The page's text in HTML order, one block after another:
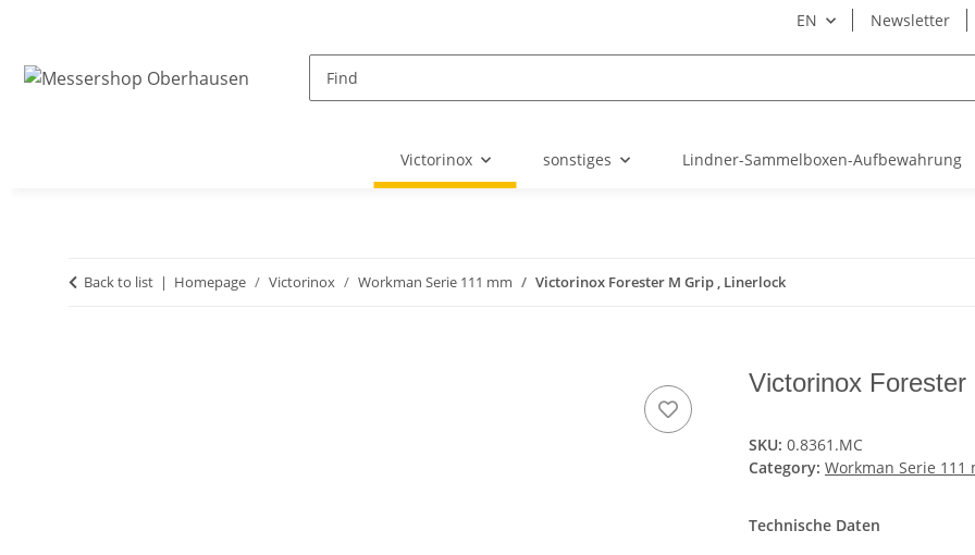
EN Newsletter
Victorinox sonstiges Lindner-Sammelboxen-Aufbewahrung
Back to list Homepage Victorinox Workman Serie 111 mm Victorinox Forester M Grip , Linerlock
Victorinox
SKU: 0.8361.MC
Category: Workman Serie 111
Technische Daten